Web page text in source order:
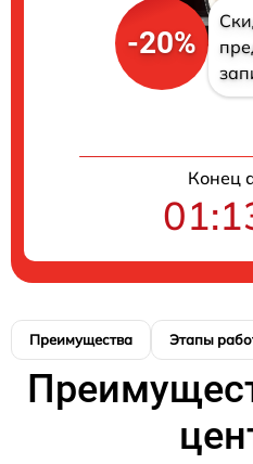
-20%
Конец
Преимущества Этапы